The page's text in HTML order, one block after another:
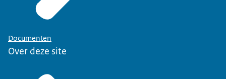
Documenten
Over deze site